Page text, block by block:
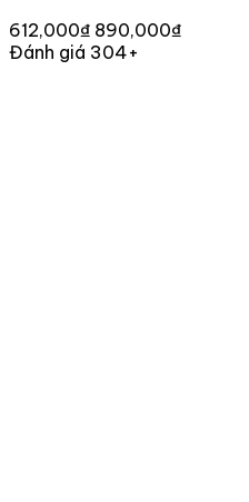
612,000₫ 890,000₫
Đánh giá 304+